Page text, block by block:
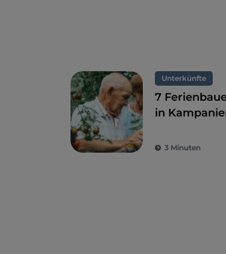
Unterkünfte
7
in
Kombination
3 Minuten